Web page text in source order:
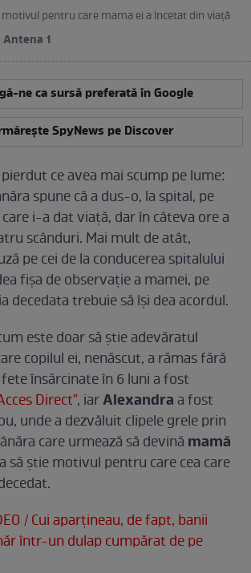
pentru care mama ei a încetat din viaţă
1
ne ca sursă preferată în Google
SpyNews pe Discover
ce avea mai scump pe lume:
spune că a dus-o, la spital, pe
i-a dat viaţă, dar în câteva ore a
scânduri. Mai mult de atât,
pe cei de la conducerea spitalului
fişa de observaţie a mamei, pe
decedata trebuie să îşi dea acordul.
este doar să ştie adevăratul
copilul ei, nenăscut, a rămas fără
însărcinate în 6 luni a fost
Direct", iarAlexandraa fost
unde a dezvăluit clipele grele prin
care urmează să devină mamă
să ştie motivul pentru care cea care
/ Cui aparţineau, de fapt, banii
într-un dulap cumpărat de pe